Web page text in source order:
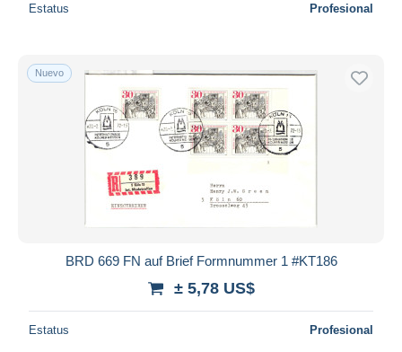
Estatus Profesional
Nuevo
BRD 669 FN auf Brief Formnummer 1 #KT186
± 5,78 US$
Estatus Profesional